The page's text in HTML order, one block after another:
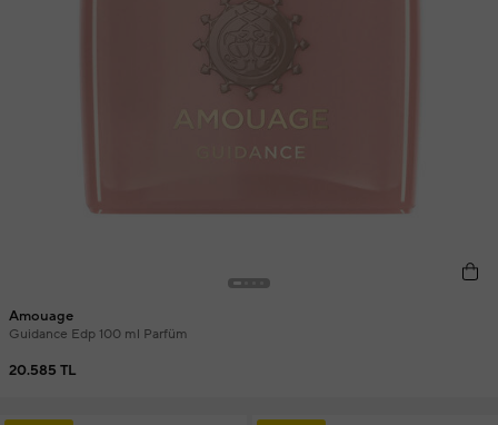
Amouage
Guidance Edp 100 ml Parfüm
20.585 TL